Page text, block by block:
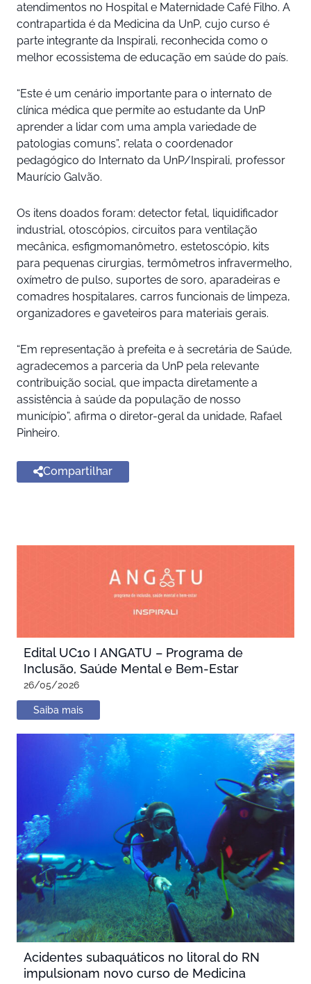
atendimentos no Hospital e Maternidade Café Filho. A
contrapartida é da Medicina da UnP, cujo curso é
parte integrante da Inspirali, reconhecida como o
melhor ecossistema de educação em saúde do país.
“Este é um cenário importante para o internato de
clínica médica que permite ao estudante da UnP
aprender a lidar com uma ampla variedade de
patologias comuns”, relata o coordenador
pedagógico do Internato da UnP/Inspirali, professor
Maurício Galvão.
Os itens doados foram: detector fetal, liquidificador
industrial, otoscópios, circuitos para ventilação
mecânica, esfigmomanômetro, estetoscópio, kits
para pequenas cirurgias, termômetros infravermelho,
oxímetro de pulso, suportes de soro, aparadeiras e
comadres hospitalares, carros funcionais de limpeza,
organizadores e gaveteiros para materiais gerais.
“Em representação à prefeita e à secretária de Saúde,
agradecemos a parceria da UnP pela relevante
contribuição social, que impacta diretamente a
assistência à saúde da população de nosso
município”, afirma o diretor-geral da unidade, Rafael
Pinheiro.
Compartilhar
Edital UC10 I ANGATU – Programa de
Inclusão, Saúde Mental e Bem-Estar
26/05/2026
Saiba mais
Acidentes subaquáticos no litoral do RN
impulsionam novo curso de Medicina